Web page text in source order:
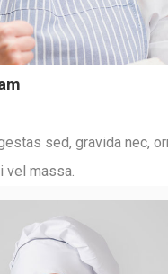
sed, gravida nec,
vel massa.